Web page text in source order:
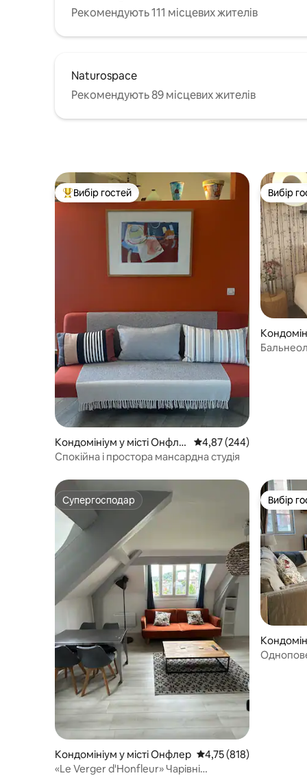
Рекомендують 111 місцевих жителів
Naturospace
Рекомендують 89 місцевих жителів
Топ вибір гостей
Вибір гостей
Кондомініум у місті Онфле
р
Середня оцінка: 4,87 з
4,87 (244)
Спокійна і простора мансардна студія
Вибір
Вибір
Супергосподар
Супергосподар
Кондомініум у місті Онфлер Середня оцінка: 4,75 з
4,75 (818)
«Le Verger d'Honfleur» Чарівні
Вибір
Вибір